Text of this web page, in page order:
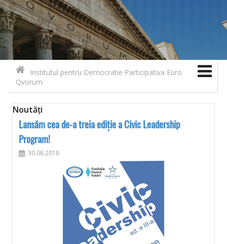
Contact Search for:
Skip to content
Institutul pentru Democratie Participativa Euro
Qvorum
Noutăţi
Lansăm cea de-a treia ediție a Civic Leadership
Program!
30.08.2018